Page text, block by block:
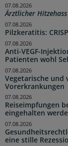
Ärztlicher Hitzehass
07.08.2026
Pilzkeratitis:
07.08.2026
Anti-VEGF-
Patienten wohl
07.08.2026
Vegetarische und
Vorerkrankungen
07.08.2026
Reiseimpfungen
eingehalten
07.08.2026
eine stille
07.08.2026